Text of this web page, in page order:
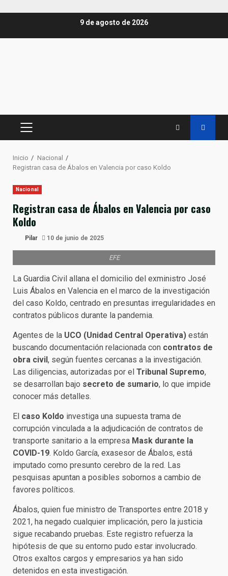
9 de agosto de 2026
MENÚ
Inicio
Nacional
Registran casa de Ábalos en Valencia por caso Koldo
Nacional
Registran casa de Ábalos en Valencia por caso
Koldo
Pilar 10 de junio de 2025
EFE
La Guardia Civil allana el domicilio del exministro José
Luis Ábalos en Valencia en el marco de la investigación
del caso Koldo, centrado en presuntas irregularidades en
contratos públicos durante la pandemia.
Agentes de la UCO (Unidad Central Operativa) están
buscando documentación relacionada con contratos de
obra civil, según fuentes cercanas a la investigación.
Las diligencias, autorizadas por el Tribunal Supremo,
se desarrollan bajo secreto de sumario, lo que impide
conocer más detalles.
El caso Koldo investiga una supuesta trama de
corrupción vinculada a la adjudicación de contratos de
transporte sanitario a la empresa Mask durante la
COVID-19. Koldo García, exasesor de Ábalos, está
imputado como presunto cerebro de la red. Las
pesquisas apuntan a posibles sobornos a cambio de
favores políticos.
Ábalos, quien fue ministro de Transportes entre 2018 y
2021, ha negado cualquier implicación, pero la justicia
sigue recabando pruebas. Este registro refuerza la
hipótesis de que su entorno pudo estar involucrado.
Otros exaltos cargos y empresarios ya han sido
detenidos en esta investigación.